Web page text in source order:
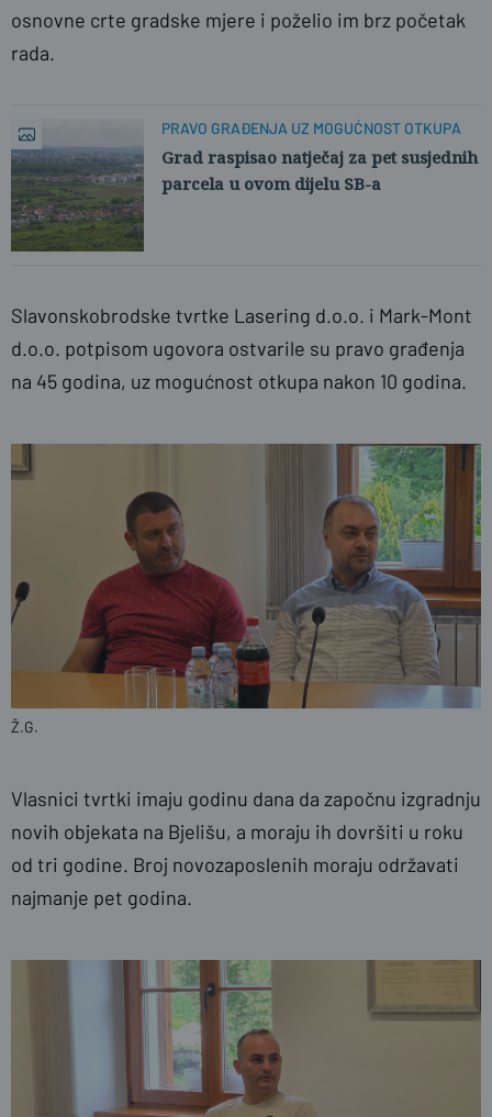
osnovne crte gradske mjere i poželio im brz početak
rada.
PRAVO GRAĐENJA UZ MOGUĆNOST OTKUPA
Grad raspisao natječaj za pet susjednih
parcela u ovom dijelu SB-a
Slavonskobrodske tvrtke Lasering d.o.o. i Mark-Mont
d.o.o. potpisom ugovora ostvarile su pravo građenja
na 45 godina, uz mogućnost otkupa nakon 10 godina.
Ž.G.
Vlasnici tvrtki imaju godinu dana da započnu izgradnju
novih objekata na Bjelišu, a moraju ih dovršiti u roku
od tri godine. Broj novozaposlenih moraju održavati
najmanje pet godina.